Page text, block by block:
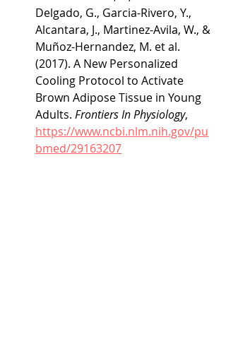
Delgado, G., Garcia-Rivero, Y.,
Alcantara, J., Martinez-Avila, W., &
Muñoz-Hernandez, M. et al.
(2017). A New Personalized
Cooling Protocol to Activate
Brown Adipose Tissue in Young
Adults. Frontiers In Physiology,
https://www.ncbi.nlm.nih.gov/pu
bmed/29163207